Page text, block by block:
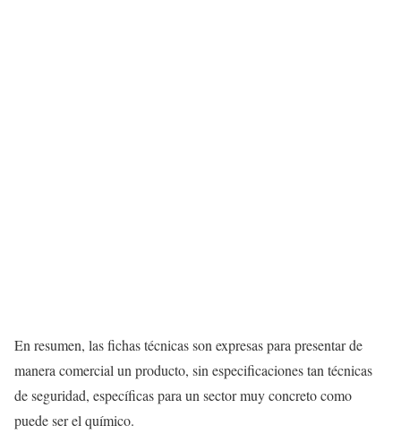
En resumen, las fichas técnicas son expresas para presentar de
manera comercial un producto, sin especificaciones tan técnicas
de seguridad, específicas para un sector muy concreto como
puede ser el químico.